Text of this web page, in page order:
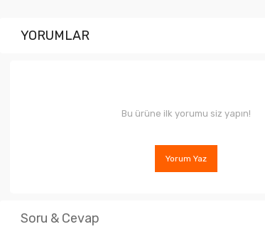
YORUMLAR
Bu ürüne ilk yorumu siz yapın!
Yorum Yaz
Soru & Cevap